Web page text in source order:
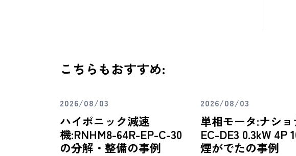
こちらもおすすめ:
2026/08/03
ハイポニック減速
機:RNHM8-64R-EP-C-30
の分解・整備の事例
2026/08/03
単相モータ:ナシ
EC-DE3 0.3kW 4P
煙がでたの事例